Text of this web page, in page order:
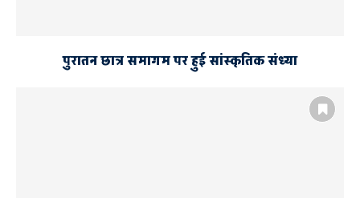
पुरातन छात्र समागम पर हुई सांस्कृतिक संध्या